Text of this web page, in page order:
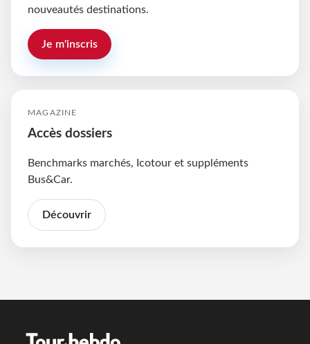
nouveautés destinations.
Je m'inscris
MAGAZINE
Accès dossiers
Benchmarks marchés, Icotour et suppléments
Bus&Car.
Découvrir